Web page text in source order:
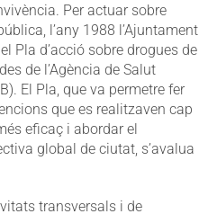
Per actuar sobre
l’any 1988 l’Ajuntament
Pla d’acció sobre drogues de
de l’Agència de Salut
El Pla, que va permetre fer
que es realitzaven cap
eficaç i abordar el
global de ciutat, s’avalua
transversals i de